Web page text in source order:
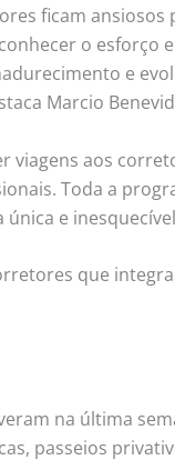
ficam
o esforço
e
Marcio
viagens aos
Toda a
e
que
na última
passeios